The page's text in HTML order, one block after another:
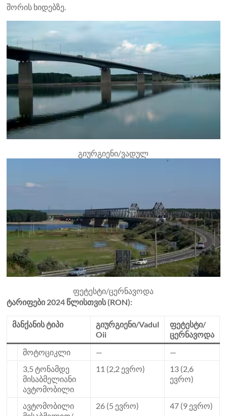
შორის ხიდებზე.
გიურგიენი/ვადულ
ფეტესტი/ცერნავოდა
ტარიფები 2024 წლისთვის (RON):
მანქანის ტიპი
გიურგიენი/Vadul
Oii
ფეტესტი/
ცერნავოდა
მოტოციკლი
—
—
3,5 ტონამდე
მისაბმელიანი
ავტომობილი
11 (2,2 ევრო)
13 (2,6
ევრო)
ავტომობილი
26 (5 ევრო) 47 (9 ევრო)